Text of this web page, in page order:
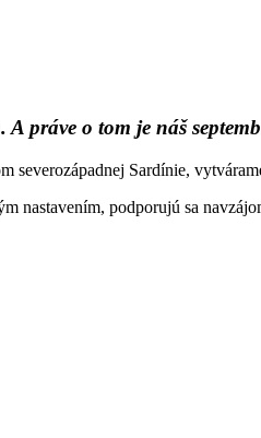
práve o tom je náš
Sardínie,
nastavením, podporujú sa